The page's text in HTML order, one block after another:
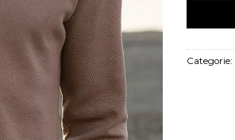
Categorie: